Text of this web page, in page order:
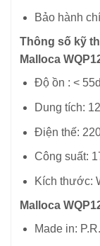
Bảo hành
Thông số kỹ
Malloca
Độ ồn : <
Dung tích:
Điện thế:
Công suất:
Kích thước:
Malloca
Made in: